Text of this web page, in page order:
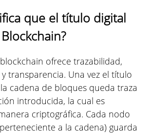
que el título digital
ofrece trazabilidad,
transparencia. Una vez el título
cadena de bloques queda traza
introducida, la cual es
criptográfica. Cada nodo
a la cadena) guarda